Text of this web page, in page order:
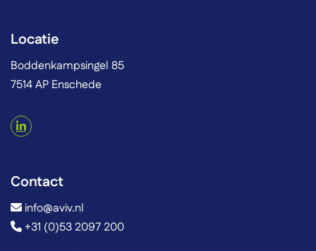
Locatie
Boddenkampsingel 85
7514 AP Enschede
Contact
info@aviv.nl
+31 (0)53 2097 200